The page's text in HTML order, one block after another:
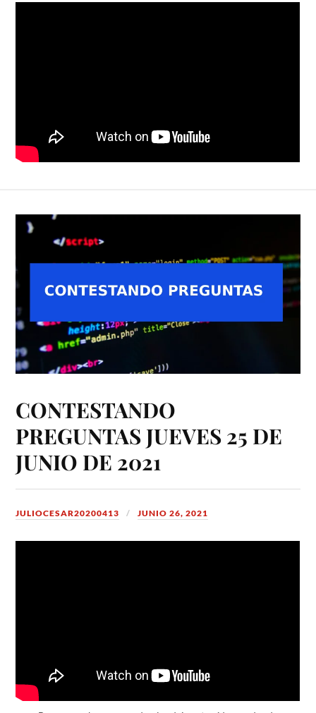
CONTESTANDO
PREGUNTAS JUEVES 25 DE
JUNIO DE 2021
JULIOCESAR20200413 JUNIO 26, 2021